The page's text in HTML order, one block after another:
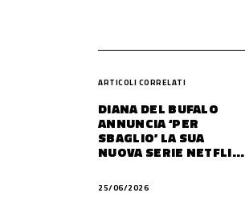
ARTICOLI CORRELATI
DIANA DEL BUFALO
ANNUNCIA ‘PER
SBAGLIO’ LA SUA
NUOVA SERIE NETFLIX,
25/06/2026